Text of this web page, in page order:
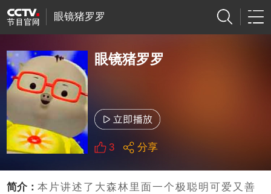
眼镜猪罗罗
眼镜猪罗罗
3 分享
简介：本片讲述了大森林里面一个极聪明可爱又善